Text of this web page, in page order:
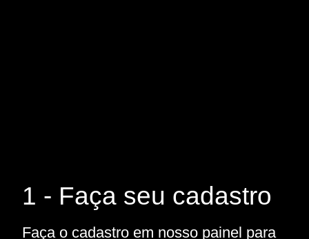
1 - Faça seu cadastro
Faça o cadastro em nosso painel para